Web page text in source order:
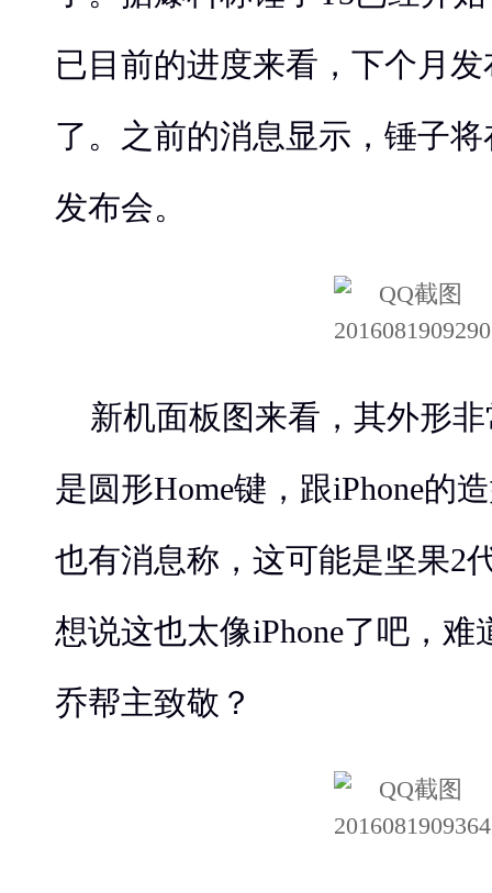
已目前的进度来看，下个月
了。之前的消息显示，锤子
发布会。
新机面板图来看，其外形
是圆形Home键，跟iPhone的
也有消息称，这可能是坚果2
想说这也太像iPhone了吧，
乔帮主致敬？